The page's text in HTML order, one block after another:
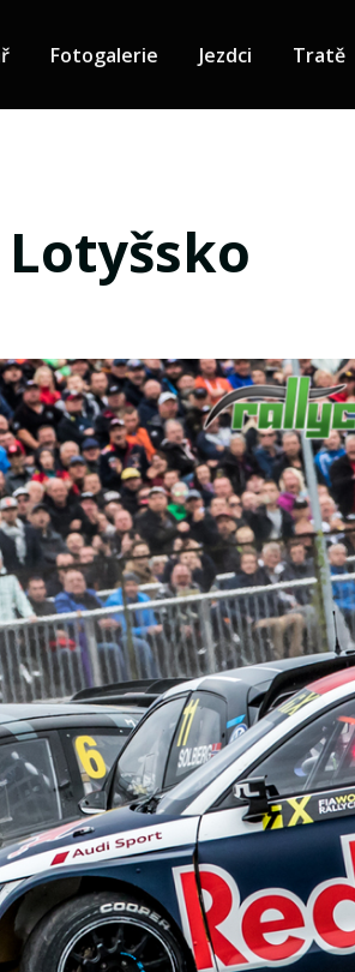
Fotogalerie Jezdci Tratě
Lotyšsko